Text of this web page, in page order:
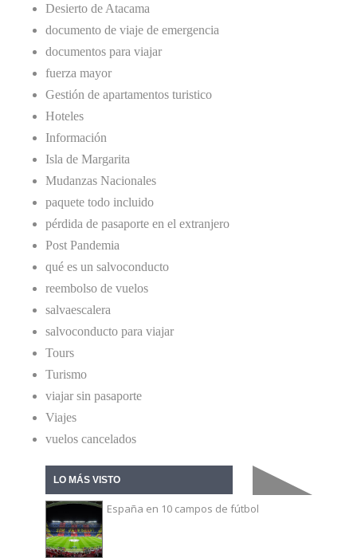
Desierto de Atacama
documento de viaje de emergencia
documentos para viajar
fuerza mayor
Gestión de apartamentos turistico
Hoteles
Información
Isla de Margarita
Mudanzas Nacionales
paquete todo incluido
pérdida de pasaporte en el extranjero
Post Pandemia
qué es un salvoconducto
reembolso de vuelos
salvaescalera
salvoconducto para viajar
Tours
Turismo
viajar sin pasaporte
Viajes
vuelos cancelados
LO MÁS VISTO
España en 10 campos de fútbol